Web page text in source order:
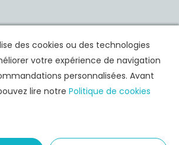
des cookies ou des technologies
votre expérience de navigation
personnalisées. Avant
lire notre Politique de cookies